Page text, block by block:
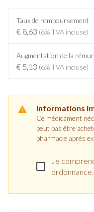
Taux de remboursement
€ 8,63 (6% TVA incluse)
Augmentation de la
€ 5,13 (6% TVA incluse)
Informations
Ce médicament
peut pas être
pharmacie après
Je
ordonnance.